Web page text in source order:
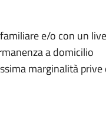
e/o con un
a domicilio
marginalità prive